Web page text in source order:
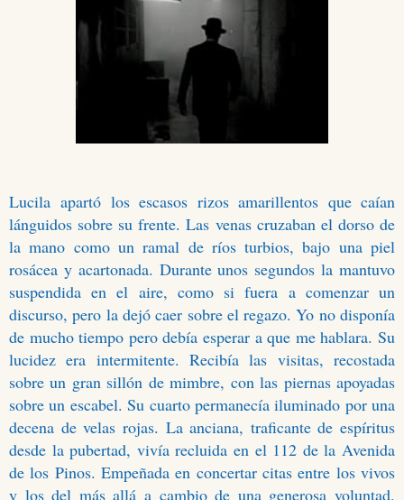
Lucila apartó los escasos rizos amarillentos que caían
lánguidos sobre su frente. Las venas cruzaban el dorso de
la mano como un ramal de ríos turbios, bajo una piel
rosácea y acartonada. Durante unos segundos la mantuvo
suspendida en el aire, como si fuera a comenzar un
discurso, pero la dejó caer sobre el regazo. Yo no disponía
de mucho tiempo pero debía esperar a que me hablara. Su
lucidez era intermitente. Recibía las visitas, recostada
sobre un gran sillón de mimbre, con las piernas apoyadas
sobre un escabel. Su cuarto permanecía iluminado por una
decena de velas rojas. La anciana, traficante de espíritus
desde la pubertad, vivía recluida en el 112 de la Avenida
de los Pinos. Empeñada en concertar citas entre los vivos
y los del más allá a cambio de una generosa voluntad.